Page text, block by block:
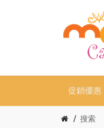
促銷優惠
搜索